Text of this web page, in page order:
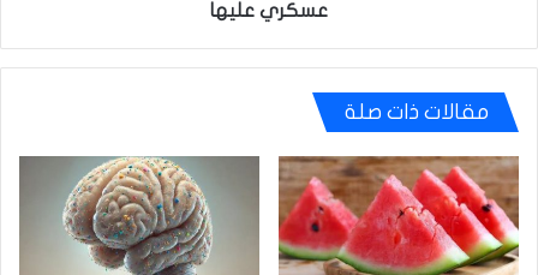
عسكري عليها
مقالات ذات صلة